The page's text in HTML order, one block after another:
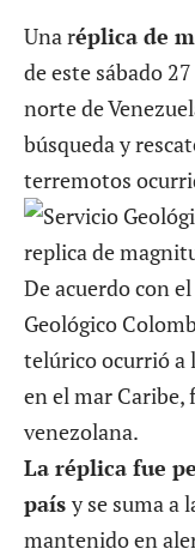
Una réplica de
de este sábado
norte de
búsqueda y
terremotos
De acuerdo con
Geológico
telúrico ocurrió a
en el mar Caribe,
venezolana.
La réplica fue
país y se suma a
mantenido en